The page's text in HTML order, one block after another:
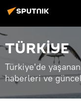
TÜRKİYE
Türkiye'de
haberleri ve